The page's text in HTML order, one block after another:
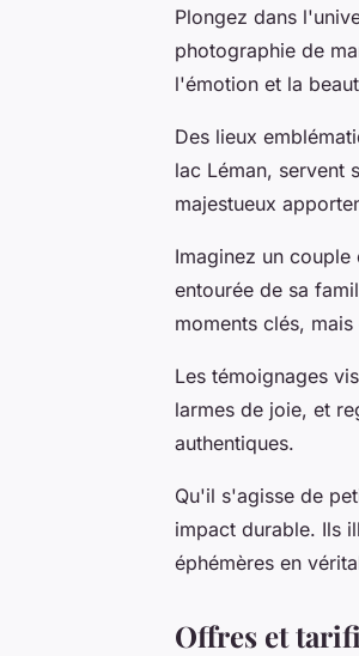
Plongez dans
photographie de
l'émotion et la
Des lieux
lac Léman, servent
majestueux
Imaginez un
entourée de sa
moments clés,
Les témoignages
larmes de joie, et
authentiques.
Qu'il s'agisse de
impact durable. Ils
éphémères en
Offres et